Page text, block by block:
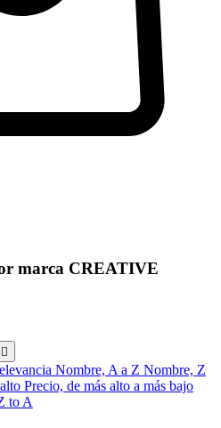
marca CREATIVE

Nombre, A a Z Nombre, Z
Precio, de más alto a más bajo
to A